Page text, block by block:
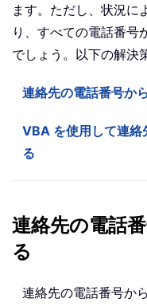
ます。ただし、状況に
り、すべての電話番号
でしょう。以下の解決
連絡先の電話番号か
VBA を使用して連絡
る
連絡先の電話
る
連絡先の電話番号か